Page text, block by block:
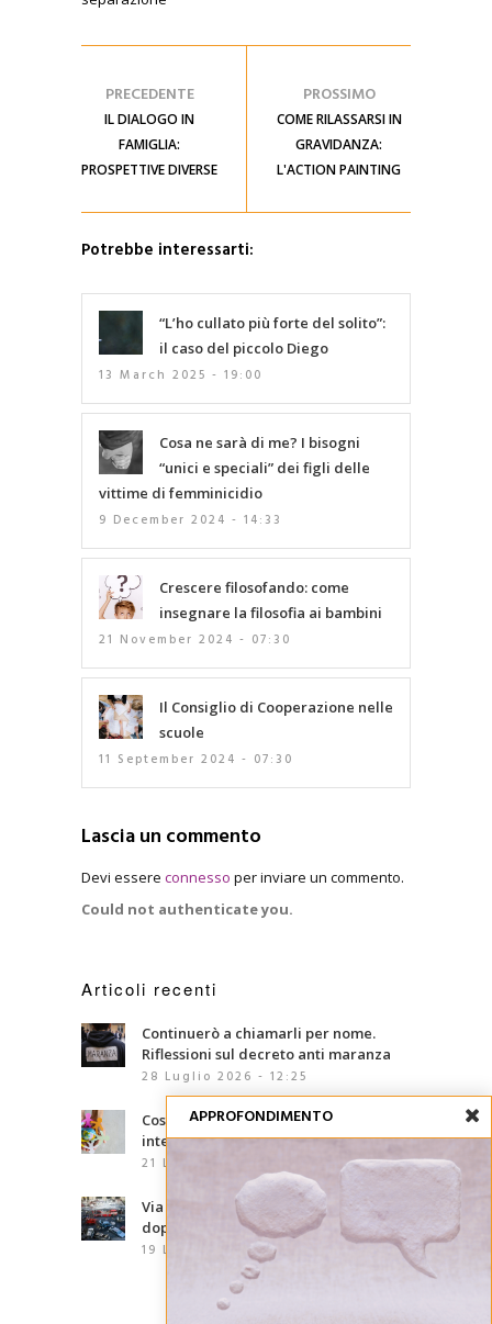
PRECEDENTE
IL DIALOGO IN
FAMIGLIA:
PROSPETTIVE DIVERSE
PROSSIMO
COME RILASSARSI IN
GRAVIDANZA:
L'ACTION PAINTING
Potrebbe interessarti:
“L’ho cullato più forte del solito”:
il caso del piccolo Diego
13 March 2025 - 19:00
Cosa ne sarà di me? I bisogni
“unici e speciali” dei figli delle
vittime di femminicidio
9 December 2024 - 14:33
Crescere filosofando: come
insegnare la filosofia ai bambini
21 November 2024 - 07:30
Il Consiglio di Cooperazione nelle
scuole
11 September 2024 - 07:30
Lascia un commento
Devi essere connesso per inviare un commento.
Could not authenticate you.
Articoli recenti
Continuerò a chiamarli per nome.
Riflessioni sul decreto anti maranza
28 Luglio 2026 - 12:25
Cosa sono le competenze
interculturali?
21 Luglio 2026 - 07:00
Via d’Amelio, trentaquattro anni
dopo: le mafie che abbiamo davanti
19 Luglio 2026 - 06:02
APPROFONDIMENTO